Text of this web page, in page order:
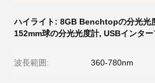
ハイライト: 8GB Benchtopの分光光
152mm球の分光光度計, USBインタ
波長範囲: 360-780nm